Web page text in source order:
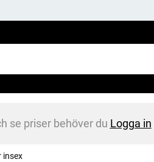
se priser behöver du Logga in
insex